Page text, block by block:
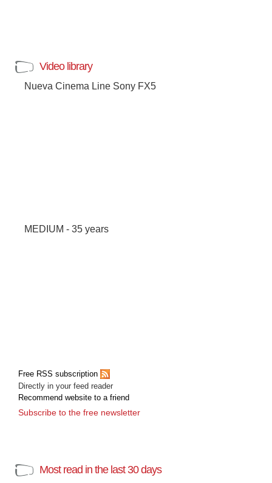
Video library
Nueva Cinema Line Sony FX5
MEDIUM - 35 years
Free RSS subscription
Directly in your feed reader
Recommend website to a friend
Subscribe to the free newsletter
Most read in the last 30 days